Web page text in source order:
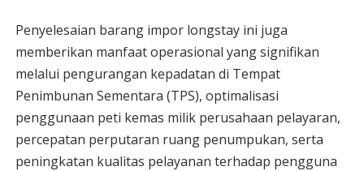
Penyelesaian barang impor longstay ini juga
memberikan manfaat operasional yang signifikan
melalui pengurangan kepadatan di Tempat
Penimbunan Sementara (TPS), optimalisasi
penggunaan peti kemas milik perusahaan pelayaran,
percepatan perputaran ruang penumpukan, serta
peningkatan kualitas pelayanan terhadap pengguna